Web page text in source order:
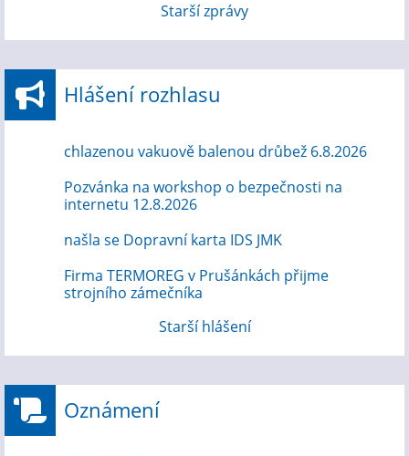
Starší zprávy
Hlášení rozhlasu
chlazenou vakuově balenou drůbež 6.8.2026
Pozvánka na workshop o bezpečnosti na
internetu 12.8.2026
našla se Dopravní karta IDS JMK
Firma TERMOREG v Prušánkách přijme
strojního zámečníka
Starší hlášení
Oznámení